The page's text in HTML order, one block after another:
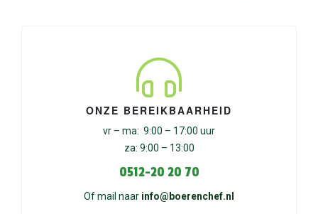
ONZE BEREIKBAARHEID
vr – ma: 9:00 – 17:00 uur
za: 9:00 – 13:00
0512-20 20 70
Of mail naar info@boerenchef.nl